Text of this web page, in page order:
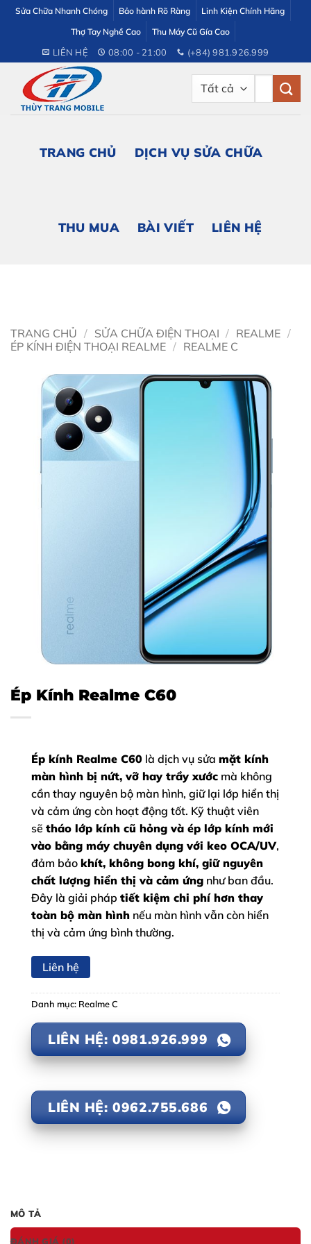
dung
Sửa Chữa Nhanh Chóng Bảo hành Rõ Ràng
Linh Kiện Chính Hãng
Thợ Tay Nghề Cao
Thu Máy Cũ Gía Cao
LIÊN HỆ 08:00 - 21:00 (+84) 981.926.999
TRANG CHỦ DỊCH VỤ SỬA CHỮA
THU MUA BÀI VIẾT LIÊN HỆ
TRANG CHỦ / SỬA CHỮA ĐIỆN THOẠI / REALME /
ÉP KÍNH ĐIỆN THOẠI REALME / REALME C
Ép Kính Realme C60
Ép kính Realme C60 là dịch vụ sửa mặt kính
màn hình bị nứt, vỡ hay trầy xước mà không
cần thay nguyên bộ màn hình, giữ lại lớp hiển thị
và cảm ứng còn hoạt động tốt. Kỹ thuật viên
sẽ tháo lớp kính cũ hỏng và ép lớp kính mới
vào bằng máy chuyên dụng với keo OCA/UV,
đảm bảo khít, không bong khí, giữ nguyên
chất lượng hiển thị và cảm ứng như ban đầu.
Đây là giải pháp tiết kiệm chi phí hơn thay
toàn bộ màn hình nếu màn hình vẫn còn hiển
thị và cảm ứng bình thường.
Liên hệ
Danh mục: Realme C
LIÊN HỆ: 0981.926.999
LIÊN HỆ: 0962.755.686
MÔ TẢ
ĐÁNH GIÁ (0)